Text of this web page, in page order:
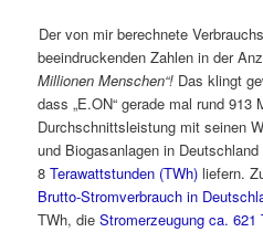
Der von mir berechnete
beeindruckenden Zahlen in der
Millionen Menschen“! Das klingt
dass „E.ON“ gerade mal rund 913
Durchschnittsleistung mit seinen
und Biogasanlagen in
8Terawattstunden (TWh) liefern.
Brutto-Stromverbrauch in
TWh, dieStromerzeugung ca. 621